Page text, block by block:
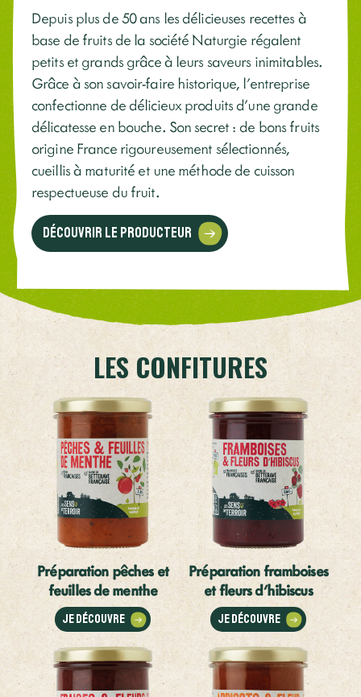
Depuis plus de 50 ans les délicieuses recettes à
base de fruits de la société Naturgie régalent
petits et grands grâce à leurs saveurs inimitables.
Grâce à son savoir-faire historique, l’entreprise
confectionne de délicieux produits d’une grande
délicatesse en bouche. Son secret : de bons fruits
origine France rigoureusement sélectionnés,
cueillis à maturité et une méthode de cuisson
respectueuse du fruit.
Découvrir le producteur
LES CONFITURES
Préparation pêches et
feuilles de menthe
Je découvre
Préparation framboises
et fleurs d'hibiscus
Je découvre